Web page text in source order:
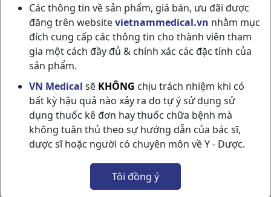
Các thông tin về sản phẩm, giá bán, ưu đãi được
đăng trên websitevietnammedical.vn nhằm mục
đích cung cấp các thông tin cho thành viên tham
gia một cách đầy đủ & chính xác các đặc tính của
sản phẩm.
VN Medical sẽ KHÔNG chịu trách nhiệm khi có
bất kỳ hậu quả nào xảy ra do tự ý sử dụng sử
dụng thuốc kê đơn hay thuốc chữa bệnh mà
không tuân thủ theo sự hướng dẫn của bác sĩ,
dược sĩ hoặc người có chuyên môn về Y - Dược.
Tôi đồng ý
NADYFER H20ỐNG10ML NADYPHAR
NSX:Nadyphar
Nhóm hàng:Vitamin & Thuốc Bổ,
Chia sẻ qua mạng xã hội: